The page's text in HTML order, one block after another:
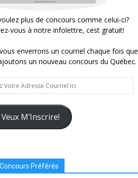
plus de concours comme celui-ci?
vous à notre infolettre, cest gratuit!
enverrons un courriel chaque fois que
un nouveau concours du Québec.
Veux M'Inscrire!
Préférés